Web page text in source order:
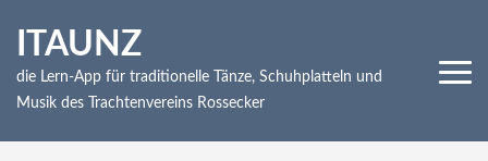
ITAUNZ
die Lern-App für traditionelle Tänze, Schuhplatteln und
Musik des Trachtenvereins Rossecker